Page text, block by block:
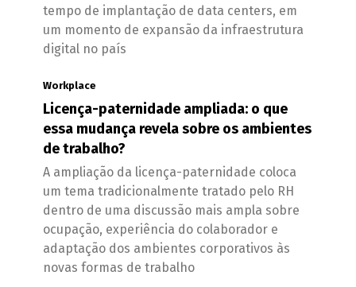
tempo de implantação de data centers, em
um momento de expansão da infraestrutura
digital no país
Workplace
Licença-paternidade ampliada: o que
essa mudança revela sobre os ambientes
de trabalho?
A ampliação da licença-paternidade coloca
um tema tradicionalmente tratado pelo RH
dentro de uma discussão mais ampla sobre
ocupação, experiência do colaborador e
adaptação dos ambientes corporativos às
novas formas de trabalho